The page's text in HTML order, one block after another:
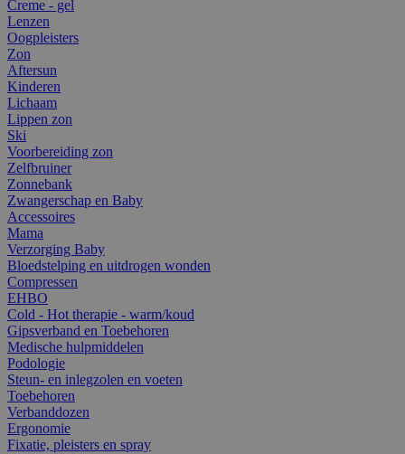
Creme - gel
Lenzen
Oogpleisters
Zon
Aftersun
Kinderen
Lichaam
Lippen zon
Ski
Voorbereiding zon
Zelfbruiner
Zonnebank
Zwangerschap en Baby
Accessoires
Mama
Verzorging Baby
Bloedstelping en uitdrogen wonden
Compressen
EHBO
Cold - Hot therapie - warm/koud
Gipsverband en Toebehoren
Medische hulpmiddelen
Podologie
Steun- en inlegzolen en voeten
Toebehoren
Verbanddozen
Ergonomie
Fixatie, pleisters en spray